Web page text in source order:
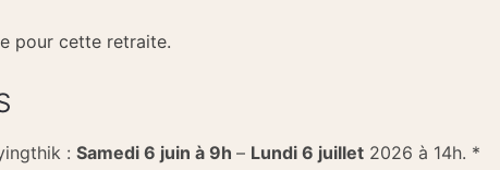
pour cette retraite.
: Samedi 6 juin à 9h – Lundi 6 juillet2026 à 14h. *